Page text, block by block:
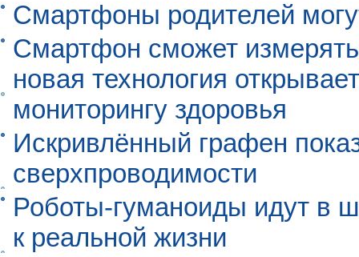
Смартфоны родителей
Смартфон сможет
новая технология
мониторингу здоровья
Искривлённый графен
сверхпроводимости
Роботы-гуманоиды идут в
к реальной жизни